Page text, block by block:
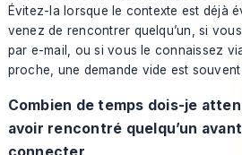
Évitez-la lorsque le contexte est déjà
venez de rencontrer quelqu’un, si
par e-mail, ou si vous le connaissez
proche, une demande vide est
Combien de temps dois-je
avoir rencontré quelqu’un